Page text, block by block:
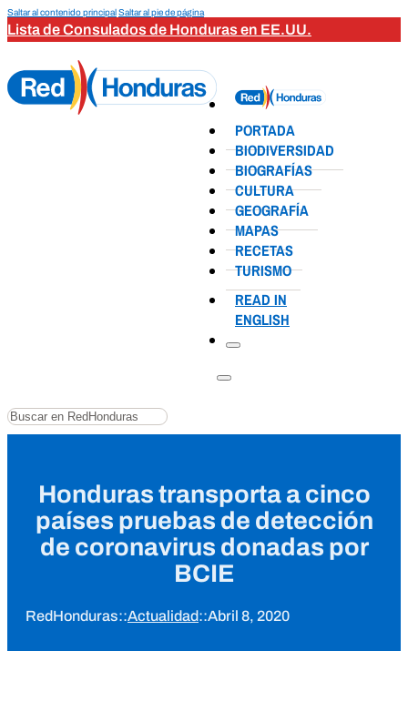
Saltar al contenido principalSaltar al pie de página
Lista de Consulados de Honduras en EE.UU.
PORTADA
BIODIVERSIDAD
BIOGRAFÍAS
CULTURA
GEOGRAFÍA
MAPAS
RECETAS
TURISMO
READ IN
ENGLISH
Buscar
Honduras transporta a cinco
países pruebas de detección
de coronavirus donadas por
BCIE
RedHonduras::Actualidad::Abril 8, 2020